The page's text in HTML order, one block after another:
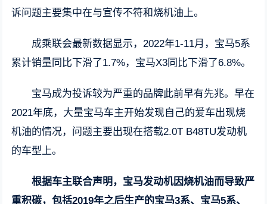
诉问题主要集中在与宣传不符和烧机油上。
成乘联会最新数据显示，2022年1-11月，宝马5系
累计销量同比下滑了1.7%，宝马X3同比下滑了6.8%。
宝马成为投诉较为严重的品牌此前早有先兆。早在
2021年底，大量宝马车主开始发现自己的爱车出现烧
机油的情况，问题主要出现在搭载2.0T B48TU发动机
的车型上。
根据车主联合声明，宝马发动机因烧机油而导致严
重积碳，包括2019年之后生产的宝马3系、宝马5系、